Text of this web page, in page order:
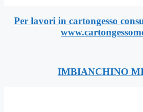
Per lavori in cartongesso
IMBIANCHINO